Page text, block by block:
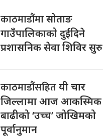
काठमाडौंमासोताङ
गाउँपालिकाको दुईदिने
प्रशासनिक सेवा शिविर सुरु
काठमाडौंसहितयी चार
जिल्लामा आज आकस्मिक
बाढीको ‘उच्च’ जोखिमको
पूर्वानुमान